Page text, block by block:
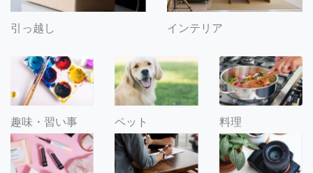
引っ越し インテリア
趣味・習い事 ペット 料理